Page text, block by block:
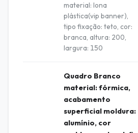
material: lona
plástica(vip banner),
tipo fixação: teto, cor:
branca, altura: 200,
largura: 150
Quadro Branco
material: fórmica,
acabamento
superficial moldura:
alumínio, cor